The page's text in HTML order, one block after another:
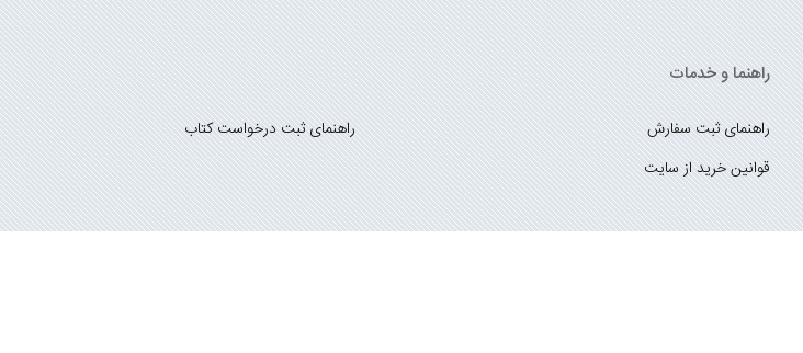
راهنما و خدمات
راهنمای ثبت سفارش
راهنمای ثبت درخواست کتاب
قوانین خرید از سایت
_